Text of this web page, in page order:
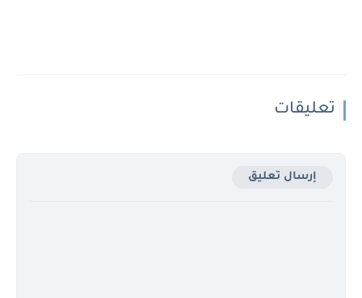
تعليقات
إرسال تعليق